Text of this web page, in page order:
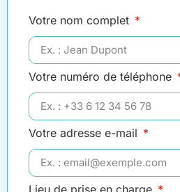
Votre nom complet
Votre numéro de téléphone
Votre adresse e-mail
Lieu de prise en charge